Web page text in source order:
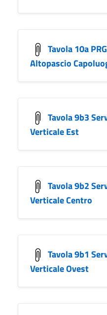
Tavola 10a
Altopascio
Tavola 9b3
Verticale Est
Tavola 9b2
Verticale Centro
Tavola 9b1
Verticale Ovest